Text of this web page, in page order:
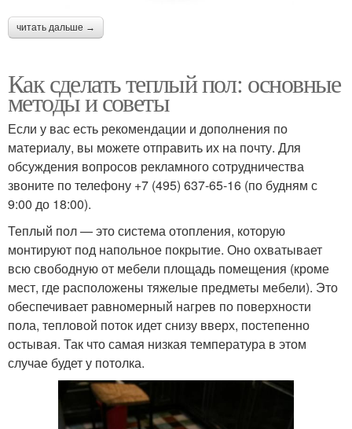
читать дальше →
Как сделать теплый пол: основные
методы и советы
Если у вас есть рекомендации и дополнения по
материалу, вы можете отправить их на почту. Для
обсуждения вопросов рекламного сотрудничества
звоните по телефону +7 (495) 637-65-16 (по будням с
9:00 до 18:00).
Теплый пол — это система отопления, которую
монтируют под напольное покрытие. Оно охватывает
всю свободную от мебели площадь помещения (кроме
мест, где расположены тяжелые предметы мебели). Это
обеспечивает равномерный нагрев по поверхности
пола, тепловой поток идет снизу вверх, постепенно
остывая. Так что самая низкая температура в этом
случае будет у потолка.